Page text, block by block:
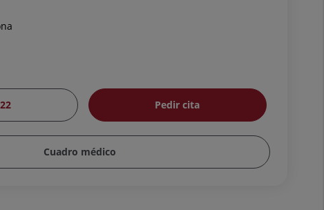
Pedir cita
Cuadro médico